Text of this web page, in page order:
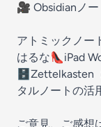
🎥 Obsidianノ
アトミックノー
はるな👠iPad
🗄Zettelkasten
タルノートの活
ご意見、ご感想